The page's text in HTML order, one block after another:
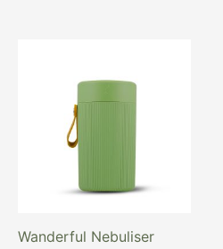
Wanderful Nebuliser